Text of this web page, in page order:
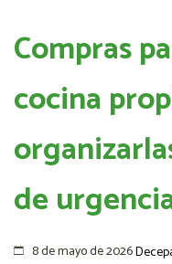
Compras
cocina
de
8 de mayo de 2026